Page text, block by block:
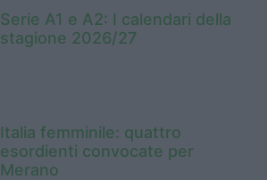
Serie A1 e A2: I calendari della
stagione 2026/27
Italia femminile: quattro
esordienti convocate per
Merano